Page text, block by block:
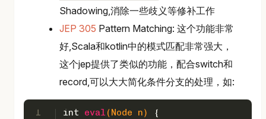
Shadowing,消除一些歧义等修补工作
JEP 305 Pattern Matching: 这个功能非常
好,Scala和kotlin中的模式匹配非常强大，
这个jep提供了类似的功能，配合switch和
record,可以大大简化条件分支的处理，如:
1
int eval(Node n)
{